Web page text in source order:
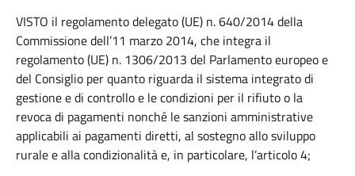
VISTO il regolamento delegato (UE) n. 640/2014 della
Commissione dell’11 marzo 2014, che integra il
regolamento (UE) n. 1306/2013 del Parlamento europeo e
del Consiglio per quanto riguarda il sistema integrato di
gestione e di controllo e le condizioni per il rifiuto o la
revoca di pagamenti nonché le sanzioni amministrative
applicabili ai pagamenti diretti, al sostegno allo sviluppo
rurale e alla condizionalità e, in particolare, l’articolo 4;